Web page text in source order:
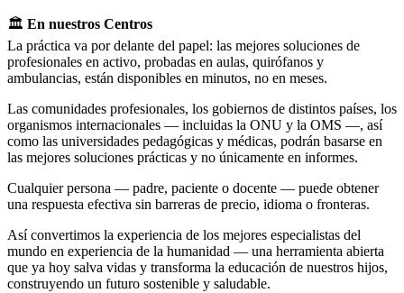
🏛 En nuestros Centros
La práctica va por delante del papel: las mejores soluciones de
profesionales en activo, probadas en aulas, quirófanos y
ambulancias, están disponibles en minutos, no en meses.
Las comunidades profesionales, los gobiernos de distintos países, los
organismos internacionales — incluidas la ONU y la OMS —, así
como las universidades pedagógicas y médicas, podrán basarse en
las mejores soluciones prácticas y no únicamente en informes.
Cualquier persona — padre, paciente o docente — puede obtener
una respuesta efectiva sin barreras de precio, idioma o fronteras.
Así convertimos la experiencia de los mejores especialistas del
mundo en experiencia de la humanidad — una herramienta abierta
que ya hoy salva vidas y transforma la educación de nuestros hijos,
construyendo un futuro sostenible y saludable.